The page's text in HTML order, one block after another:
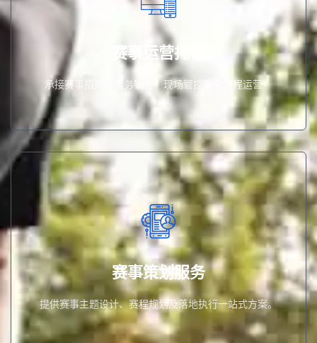
赛事运营托管
承接赛事招商、票务销售、现场管控等全流程运营。
赛事运营托管
承接赛事招商、票务销售、现场管控等全流程运营。
赛事策划服务
提供赛事主题设计、赛程规划及落地执行一站式方案。
赛事策划服务
提供赛事主题设计、赛程规划及落地执行一站式方案。